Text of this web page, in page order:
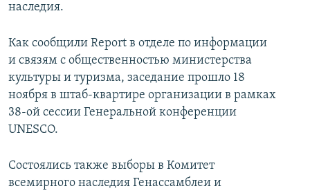
наследия.
Как сообщили Report в отделе по информации
и связям с общественностью министерства
культуры и туризма, заседание прошло 18
ноября в штаб-квартире организации в рамках
38-ой сессии Генеральной конференции
UNESCO.
Состоялись также выборы в Комитет
всемирного наследия Генассамблеи и